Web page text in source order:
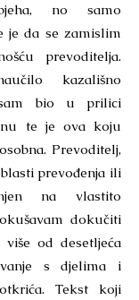
no samo
je da se zamislim
prevoditelja.
kazališno
sam bio u prilici
te je ova koju
Prevoditelj,
prevođenja ili
na vlastito
dokučiti
od desetljeća
s djelima i
Tekst koji